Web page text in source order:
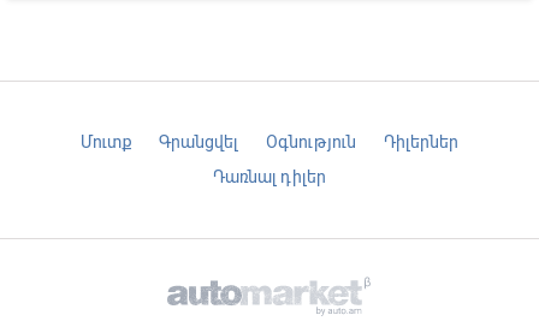
Մուտք Գրանցվել Օգնություն
Դիլերներ
Դառնալ դիլեր